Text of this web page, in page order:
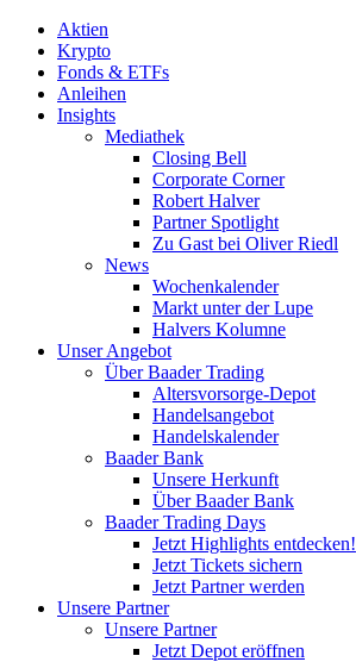
Aktien
Krypto
Fonds & ETFs
Anleihen
Insights
Mediathek
Closing Bell
Corporate Corner
Robert Halver
Partner Spotlight
Zu Gast bei Oliver Riedl
News
Wochenkalender
Markt unter der Lupe
Halvers Kolumne
Unser Angebot
Über Baader Trading
Altersvorsorge-Depot
Handelsangebot
Handelskalender
Baader Bank
Unsere Herkunft
Über Baader Bank
Baader Trading Days
Jetzt Highlights entdecken!
Jetzt Tickets sichern
Jetzt Partner werden
Unsere Partner
Unsere Partner
Jetzt Depot eröffnen